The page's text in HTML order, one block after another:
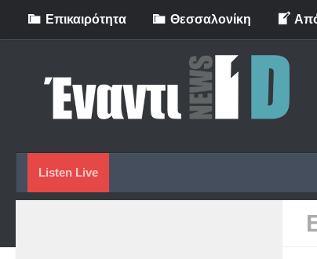
Skip to content
Eπικαιρότητα Θεσσαλονίκη
Listen Live